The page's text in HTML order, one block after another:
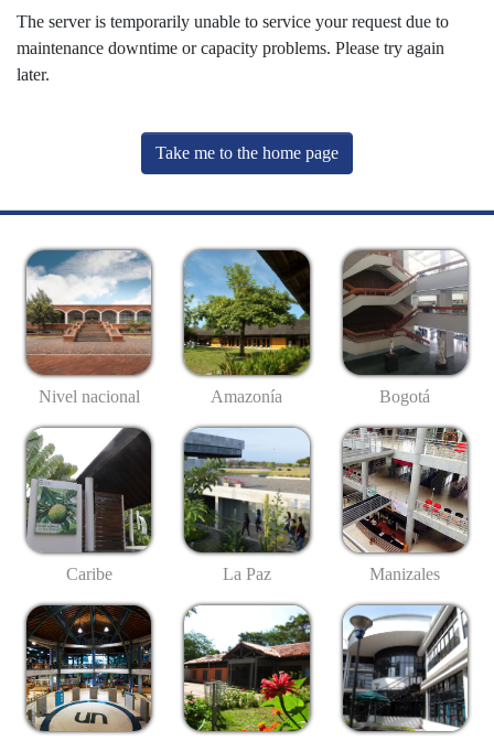
The server is temporarily unable to service your request due to
maintenance downtime or capacity problems. Please try again
later.
Take me to the home page
Nivel nacional Amazonía Bogotá
Caribe La Paz Manizales